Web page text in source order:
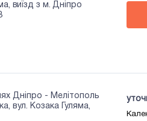
виїзд з м. Дніпро
Дніпро - Мелітополь
вул. Козака Гуляма,